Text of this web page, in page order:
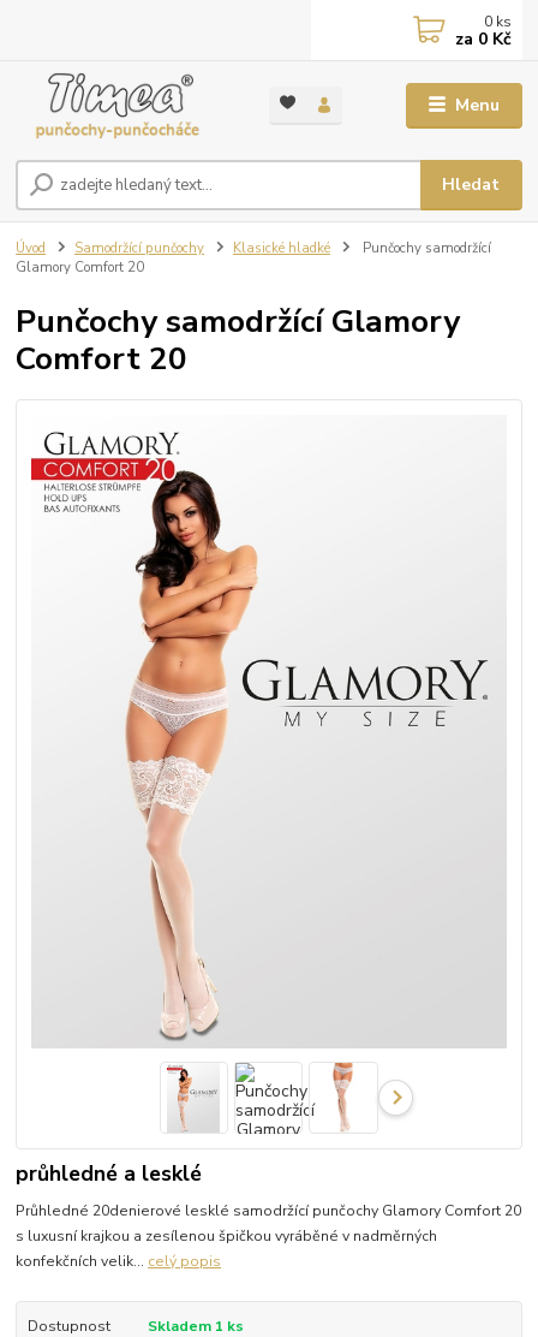
Menu
Hledat
0 ks
za 0 Kč
Úvod Samodržící punčochy Klasické hladké
Punčochy samodržící
Glamory Comfort 20
Punčochy samodržící Glamory
Comfort 20
průhledné a lesklé
Průhledné 20denierové lesklé samodržící punčochy Glamory Comfort 20
s luxusní krajkou a zesílenou špičkou vyráběné v nadměrných
konfekčních velik... celý popis
Dostupnost
Skladem 1 ks